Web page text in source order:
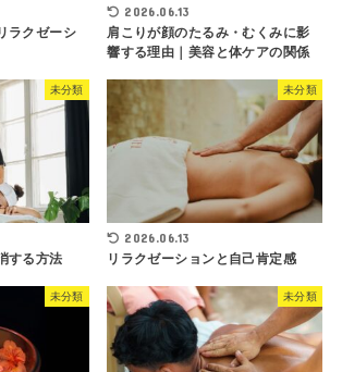
ラクゼーシ
2026.06.13
肩こりが顔のたるみ・むくみに影
響する理由｜美容と体ケアの関係
未分類
する方法
未分類
2026.06.13
リラクゼーションと自己肯定感
未分類 未分類